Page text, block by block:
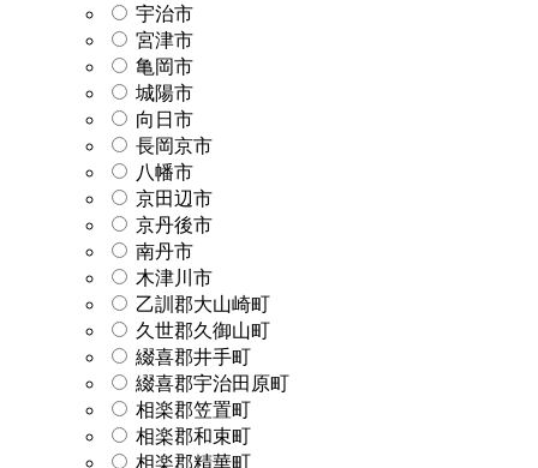
宇治市
宮津市
亀岡市
城陽市
向日市
長岡京市
八幡市
京田辺市
京丹後市
南丹市
木津川市
乙訓郡大山崎町
久世郡久御山町
綴喜郡井手町
綴喜郡宇治田原町
相楽郡笠置町
相楽郡和束町
相楽郡精華町